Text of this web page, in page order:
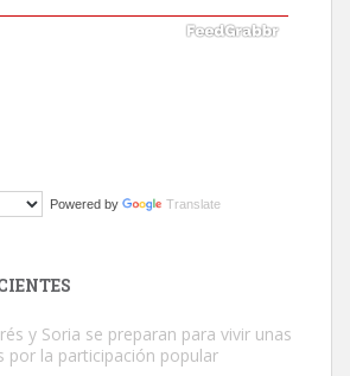
en la calle hace menos de un mes,
Powered by Translate
y Soria se preparan para vivir unas
por la participación popular